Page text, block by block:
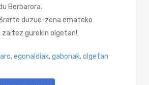
Berbarora.
duzue izena emateko
zaitez gurekin olgetan!
,egonaldiak,gabonak,olgetan